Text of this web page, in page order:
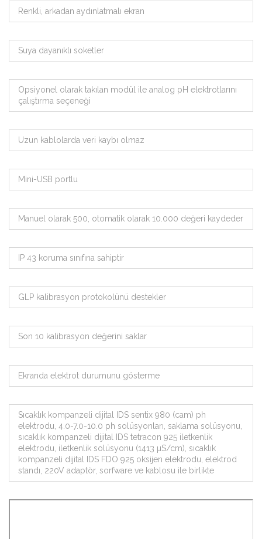
Renkli, arkadan aydınlatmalı ekran
Suya dayanıklı soketler
Opsiyonel olarak takılan modül ile analog pH elektrotlarını
çalıştırma seçeneği
Uzun kablolarda veri kaybı olmaz
Mini-USB portlu
Manuel olarak 500, otomatik olarak 10.000 değeri kaydeder
IP 43 koruma sınıfına sahiptir
GLP kalibrasyon protokolünü destekler
Son 10 kalibrasyon değerini saklar
Ekranda elektrot durumunu gösterme
Sıcaklık kompanzeli dijital IDS sentix 980 (cam) ph
elektrodu, 4.0-7.0-10.0 ph solüsyonları, saklama solüsyonu,
sıcaklık kompanzeli dijital IDS tetracon 925 iletkenlik
elektrodu, iletkenlik solüsyonu (1413 µS/cm), sıcaklık
kompanzeli dijital IDS FDO 925 oksijen elektrodu, elektrod
standı, 220V adaptör, sorfware ve kablosu ile birlikte